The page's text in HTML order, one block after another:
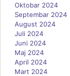
Oktobar 2024
Septembar 2024
August 2024
Juli 2024
Juni 2024
Maj 2024
April 2024
Mart 2024